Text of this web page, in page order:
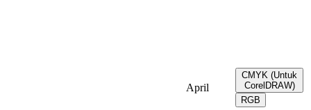
April
CMYK (Untuk
CorelDRAW)
RGB